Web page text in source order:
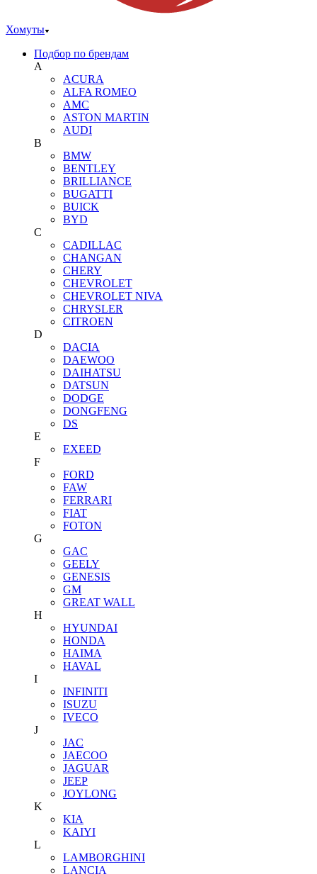
Хомуты
Подбор по брендам
A
ACURA
ALFA ROMEO
AMC
ASTON MARTIN
AUDI
B
BMW
BENTLEY
BRILLIANCE
BUGATTI
BUICK
BYD
C
CADILLAC
CHANGAN
CHERY
CHEVROLET
CHEVROLET NIVA
CHRYSLER
CITROEN
D
DACIA
DAEWOO
DAIHATSU
DATSUN
DODGE
DONGFENG
DS
E
EXEED
F
FORD
FAW
FERRARI
FIAT
FOTON
G
GAC
GEELY
GENESIS
GM
GREAT WALL
H
HYUNDAI
HONDA
HAIMA
HAVAL
I
INFINITI
ISUZU
IVECO
J
JAC
JAECOO
JAGUAR
JEEP
JOYLONG
K
KIA
KAIYI
L
LAMBORGHINI
LANCIA